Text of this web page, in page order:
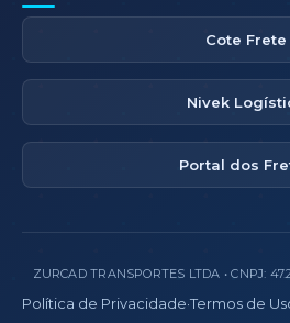
Cote Frete
Nivek
Portal dos
ZURCAD TRANSPORTES LTDA • CNPJ:
Política de Privacidade·Termos de